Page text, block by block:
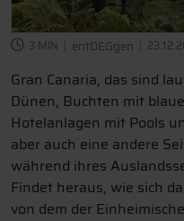
3 MIN entDEGgen
Gran Canaria, das sind
Dünen, Buchten mit
Hotelanlagen mit Pools
aber auch eine andere
während ihres
Findet heraus, wie sich
von dem der